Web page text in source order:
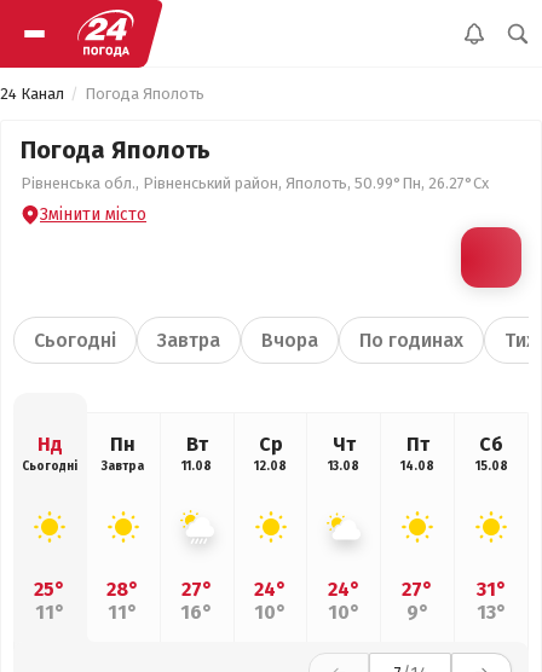
24 Канал Погода Яполоть
Погода Яполоть
Рівненська обл., Рівненський район, Яполоть, 50.99°Пн, 26.27°Сх
Змінити місто
Сьогодні Завтра Вчора По годинах
Нд
Сьогодні
25°
11°
Пн
Завтра
28°
11°
Вт
11.08
27°
16°
Ср
12.08
24°
10°
Чт
13.08
24°
10°
Пт
14.08
27°
9°
Сб
15.08
31°
13°